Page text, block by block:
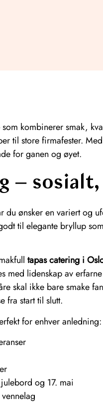
som kombinerer smak,
til store firmafester.
for ganen og øyet.
–
ønsker en variert og
til elegante bryllup
tapas catering i
med lidenskap av
skal ikke bare smake
fra start til slutt.
for enhver anledning:
og 17. mai